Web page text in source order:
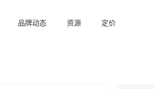
品牌动态 资源 定价